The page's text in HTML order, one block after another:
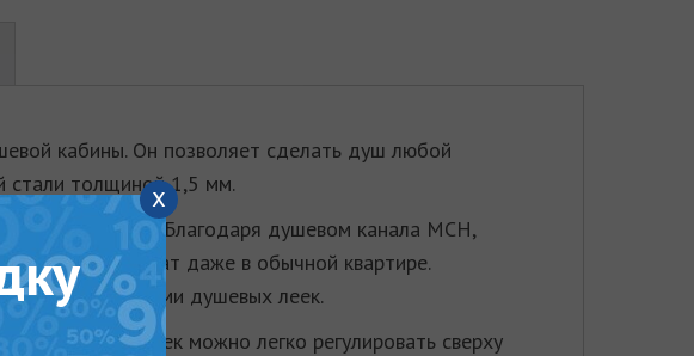
кабины. Он позволяет сделать душ любой
стали толщиной 1,5 мм.
комнаты. Благодаря душевом канала МСН,
затрат даже в обычной квартире.
с любыми типами душевых леек.
а высоту ножек можно легко регулировать сверху
x